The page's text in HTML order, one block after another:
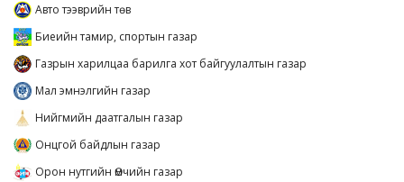
Авто тээврийн төв
Биеийн тамир, спортын газар
Газрын харилцаа барилга хот байгуулалтын газар
Мал эмнэлгийн газар
Нийгмийн даатгалын газар
Онцгой байдлын газар
Орон нутгийн Өмчийн газар